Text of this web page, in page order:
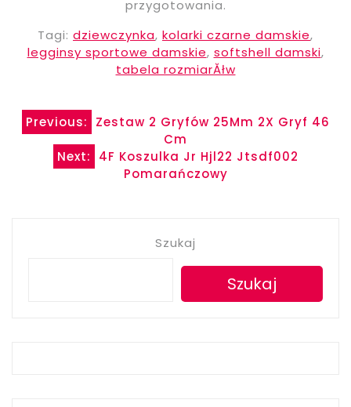
przygotowania.
Tagi: dziewczynka, kolarki czarne damskie,
legginsy sportowe damskie, softshell damski,
tabela rozmiarĂłw
Nawigacja
wpisu
Previous:
Zestaw 2 Gryfów 25Mm 2X Gryf 46
Cm
Next:
4F Koszulka Jr Hjl22 Jtsdf002
Pomarańczowy
Szukaj
Szukaj